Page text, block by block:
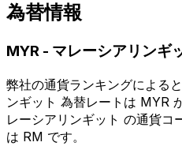
為替情報
MYR - マレーシアリンギ
弊社の通貨ランキングによる
ンギット 為替レートは MYR
レーシアリンギット の通貨
は RM です。